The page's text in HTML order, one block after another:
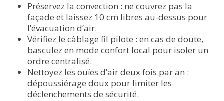
Préservez la convection : ne couvrez pas la
façade et laissez 10 cm libres au-dessus pour
l’évacuation d’air.
Vérifiez le câblage fil pilote : en cas de doute,
basculez en mode confort local pour isoler un
ordre centralisé.
Nettoyez les ouïes d’air deux fois par an :
dépoussiérage doux pour limiter les
déclenchements de sécurité.